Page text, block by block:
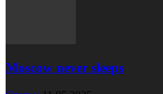
Moscow never sleeps